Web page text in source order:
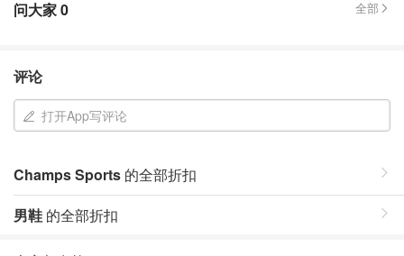
问大家0 全部
评论
打开App写评论
Champs Sports 的全部折扣
男鞋 的全部折扣